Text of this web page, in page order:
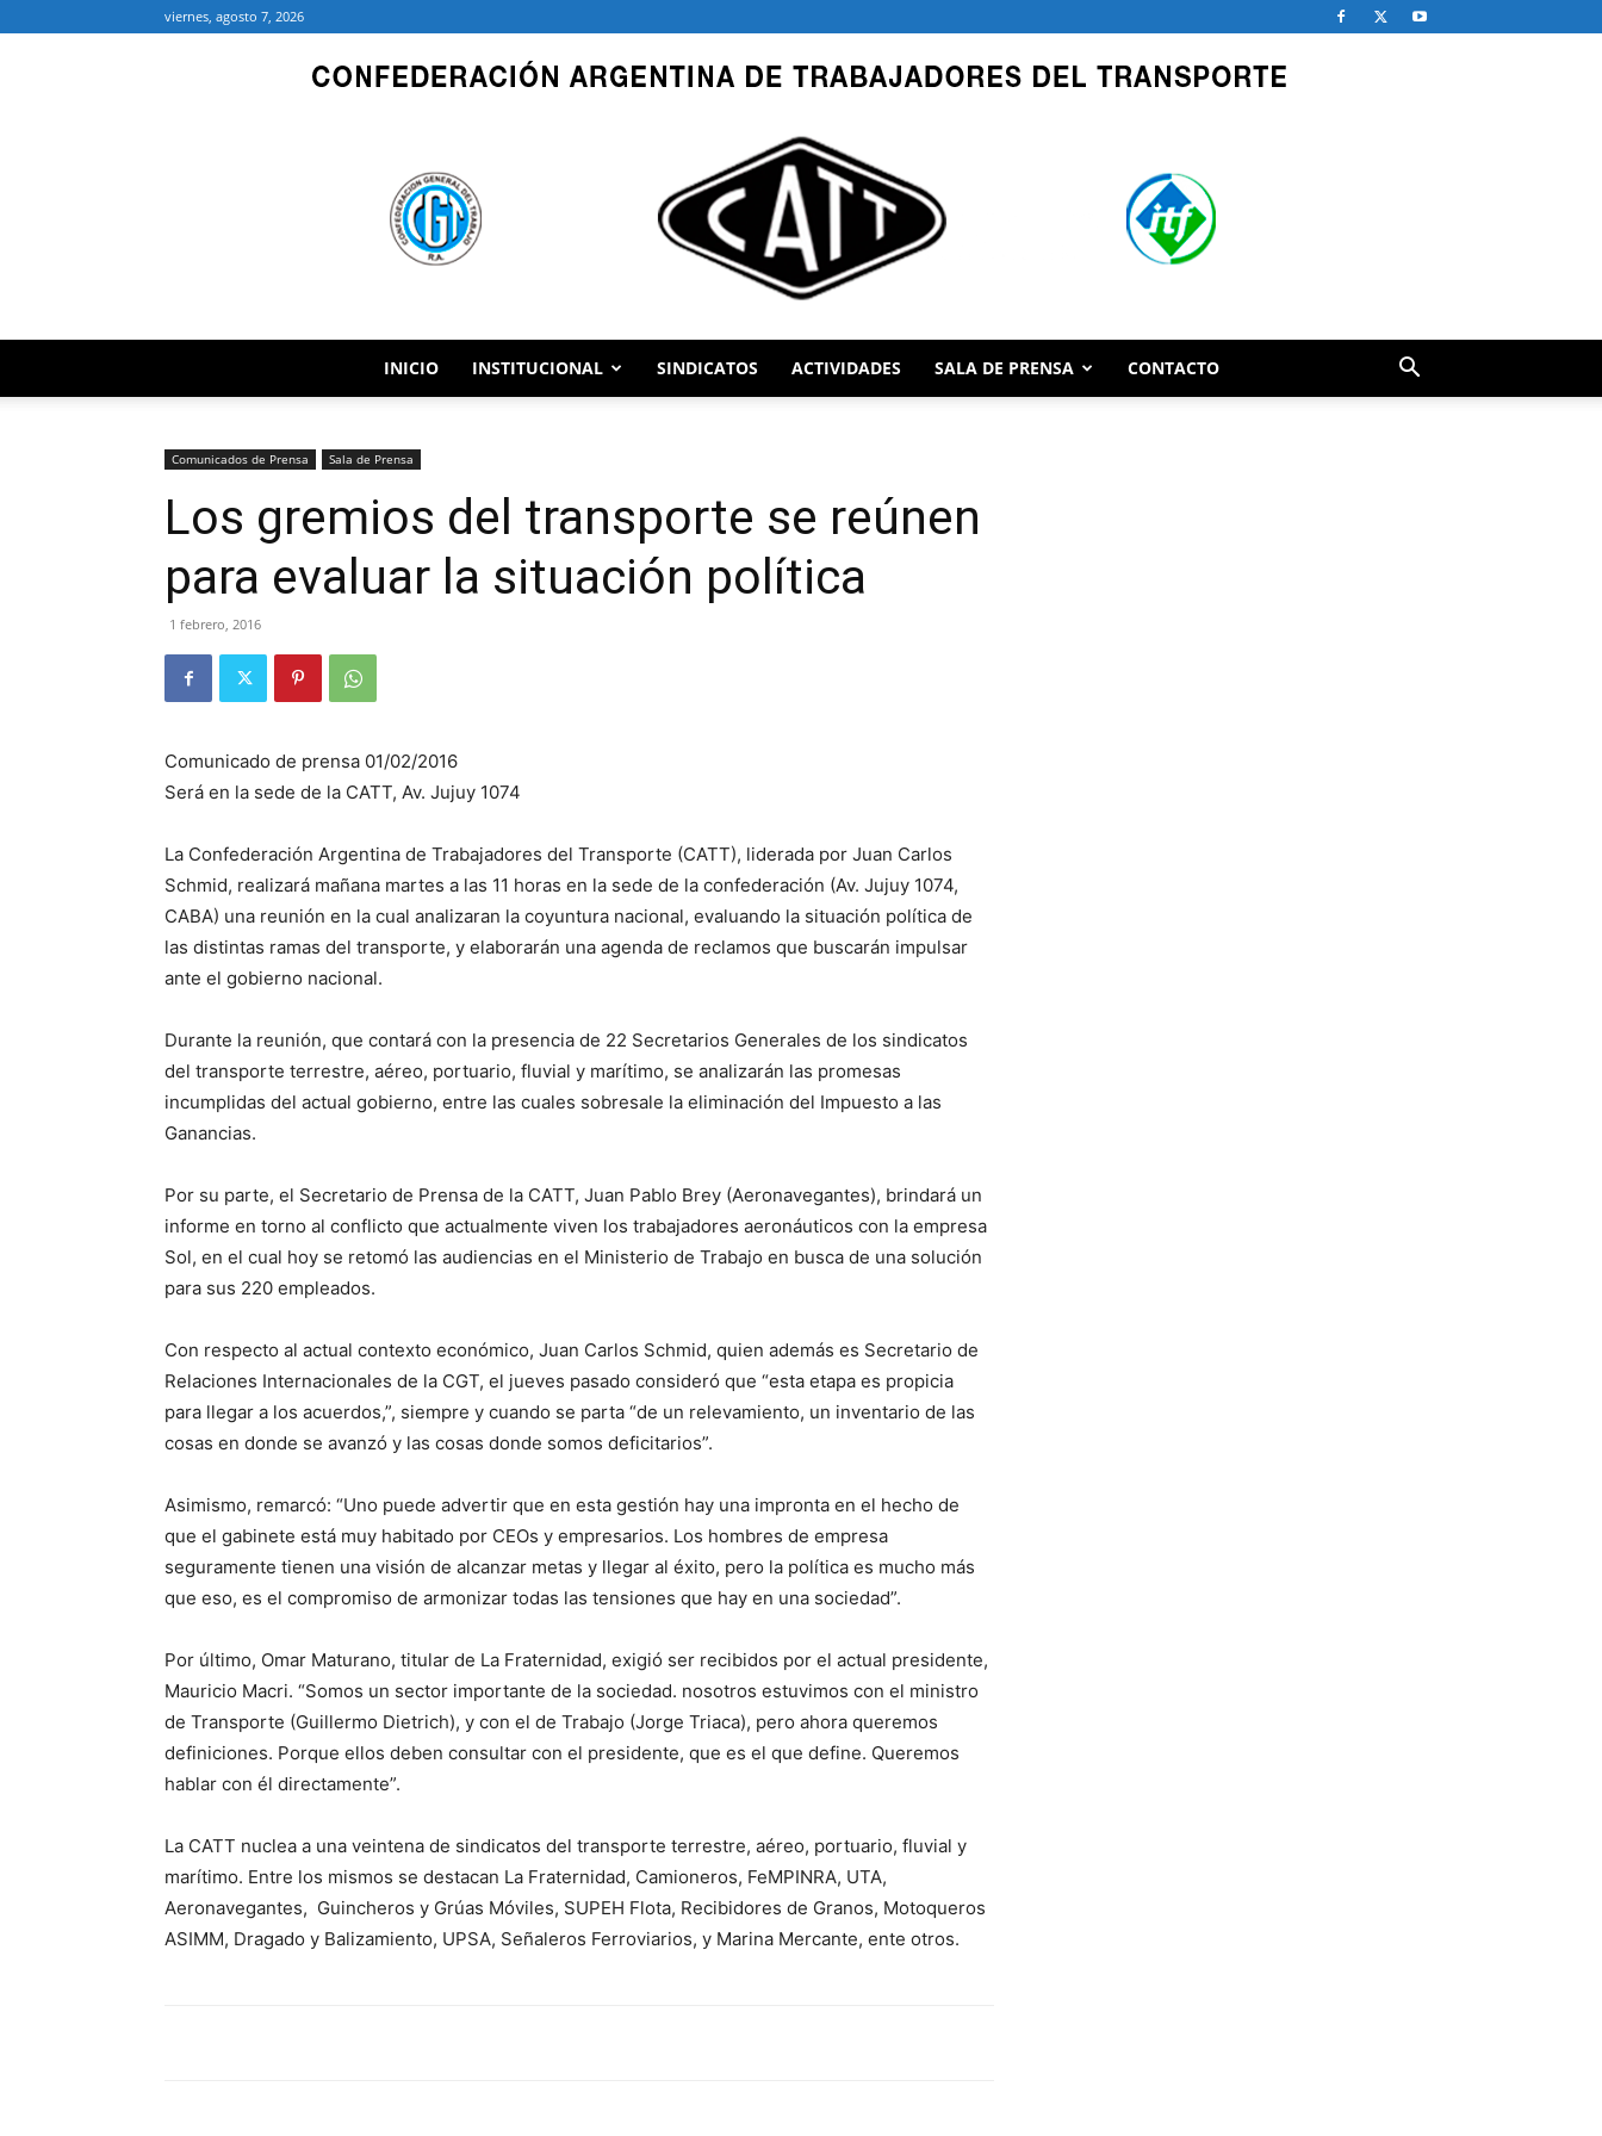
viernes, agosto 7, 2026
|
Argentina
de
Trabajadores
del
Transporte
INICIO INSTITUCIONAL SINDICATOS ACTIVIDADES SALA DE PRENSA CONTACTO
Comunicados de Prensa Sala de Prensa
Los gremios del transporte se reúnen
para evaluar la situación política
1 febrero, 2016
Comunicado de prensa 01/02/2016
Será en la sede de la CATT, Av. Jujuy 1074
La Confederación Argentina de Trabajadores del Transporte (CATT), liderada por Juan Carlos
Schmid, realizará mañana martes a las 11 horas en la sede de la confederación (Av. Jujuy 1074,
CABA) una reunión en la cual analizaran la coyuntura nacional, evaluando la situación política de
las distintas ramas del transporte, y elaborarán una agenda de reclamos que buscarán impulsar
ante el gobierno nacional.
Durante la reunión, que contará con la presencia de 22 Secretarios Generales de los sindicatos
del transporte terrestre, aéreo, portuario, fluvial y marítimo, se analizarán las promesas
incumplidas del actual gobierno, entre las cuales sobresale la eliminación del Impuesto a las
Ganancias.
Por su parte, el Secretario de Prensa de la CATT, Juan Pablo Brey (Aeronavegantes), brindará un
informe en torno al conflicto que actualmente viven los trabajadores aeronáuticos con la empresa
Sol, en el cual hoy se retomó las audiencias en el Ministerio de Trabajo en busca de una solución
para sus 220 empleados.
Con respecto al actual contexto económico, Juan Carlos Schmid, quien además es Secretario de
Relaciones Internacionales de la CGT, el jueves pasado consideró que “esta etapa es propicia
para llegar a los acuerdos,”, siempre y cuando se parta “de un relevamiento, un inventario de las
cosas en donde se avanzó y las cosas donde somos deficitarios”.
Asimismo, remarcó: “Uno puede advertir que en esta gestión hay una impronta en el hecho de
que el gabinete está muy habitado por CEOs y empresarios. Los hombres de empresa
seguramente tienen una visión de alcanzar metas y llegar al éxito, pero la política es mucho más
que eso, es el compromiso de armonizar todas las tensiones que hay en una sociedad”.
Por último, Omar Maturano, titular de La Fraternidad, exigió ser recibidos por el actual presidente,
Mauricio Macri. “Somos un sector importante de la sociedad. nosotros estuvimos con el ministro
de Transporte (Guillermo Dietrich), y con el de Trabajo (Jorge Triaca), pero ahora queremos
definiciones. Porque ellos deben consultar con el presidente, que es el que define. Queremos
hablar con él directamente”.
La CATT nuclea a una veintena de sindicatos del transporte terrestre, aéreo, portuario, fluvial y
marítimo. Entre los mismos se destacan La Fraternidad, Camioneros, FeMPINRA, UTA,
Aeronavegantes, Guincheros y Grúas Móviles, SUPEH Flota, Recibidores de Granos, Motoqueros
ASIMM, Dragado y Balizamiento, UPSA, Señaleros Ferroviarios, y Marina Mercante, ente otros.